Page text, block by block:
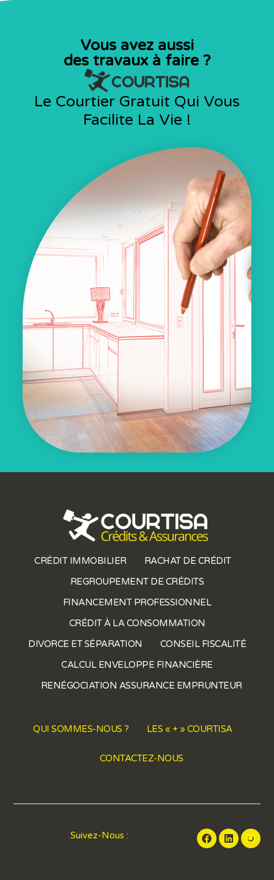
Vous avez aussi
des travaux à faire ?
Le Courtier Gratuit Qui Vous
Facilite La Vie !
CRÉDIT IMMOBILIER
RACHAT DE CRÉDIT
REGROUPEMENT DE CRÉDITS
FINANCEMENT PROFESSIONNEL
CRÉDIT À LA CONSOMMATION
DIVORCE ET SÉPARATION
CONSEIL FISCALITÉ
CALCUL ENVELOPPE FINANCIÈRE
RENÉGOCIATION ASSURANCE EMPRUNTEUR
QUI SOMMES-NOUS ? LES « + » COURTISA
CONTACTEZ-NOUS
Suivez-Nous :